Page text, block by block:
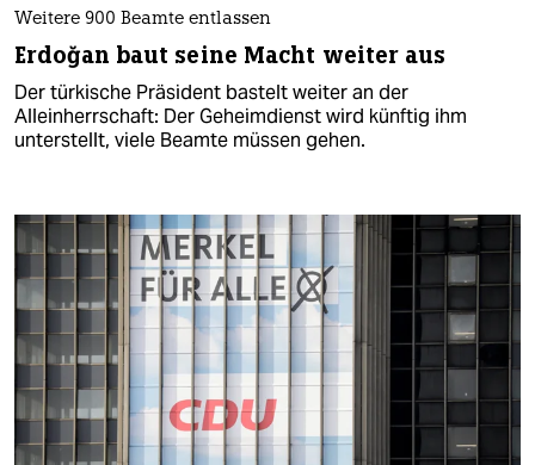
Weitere 900 Beamte entlassen
Erdoğan baut seine Macht weiter aus
Der türkische Präsident bastelt weiter an der
Alleinherrschaft: Der Geheimdienst wird künftig ihm
unterstellt, viele Beamte müssen gehen.